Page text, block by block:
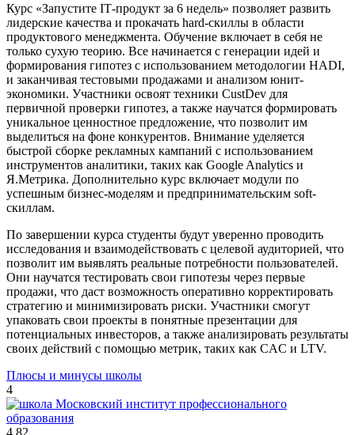
Курс «Запустите IT‑продукт за 6 недель» позволяет развить
лидерские качества и прокачать hard-скиллы в области
продуктового менеджмента. Обучение включает в себя не
только сухую теорию. Все начинается с генерации идей и
формирования гипотез с использованием методологии HADI,
и заканчивая тестовыми продажами и анализом юнит-
экономики. Участники освоят техники CustDev для
первичной проверки гипотез, а также научатся формировать
уникальное ценностное предложение, что позволит им
выделиться на фоне конкурентов. Внимание уделяется
быстрой сборке рекламных кампаний с использованием
инструментов аналитики, таких как Google Analytics и
Я.Метрика. Дополнительно курс включает модули по
успешным бизнес-моделям и предпринимательским soft-
скиллам.
По завершении курса студенты будут уверенно проводить
исследования и взаимодействовать с целевой аудиторией, что
позволит им выявлять реальные потребности пользователей.
Они научатся тестировать свои гипотезы через первые
продажи, что даст возможность оперативно корректировать
стратегию и минимизировать риски. Участники смогут
упаковать свои проекты в понятные презентации для
потенциальных инвесторов, а также анализировать результаты
своих действий с помощью метрик, таких как CAC и LTV.
Плюсы и минусы школы
4
4.82